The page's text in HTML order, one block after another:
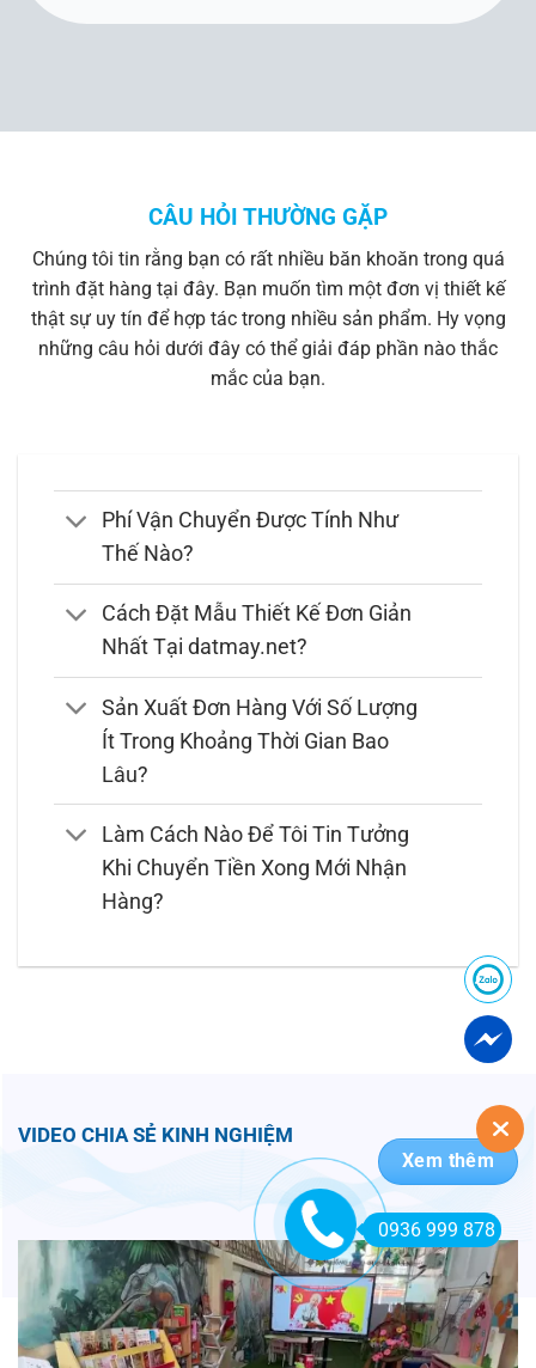
CÂU HỎI THƯỜNG GẶP
Chúng tôi tin rằng bạn có rất nhiều băn khoăn trong quá
trình đặt hàng tại đây. Bạn muốn tìm một đơn vị thiết kế
thật sự uy tín để hợp tác trong nhiều sản phẩm. Hy vọng
những câu hỏi dưới đây có thể giải đáp phần nào thắc
mắc của bạn.
Phí Vận Chuyển Được Tính Như
Thế Nào?
Cách Đặt Mẫu Thiết Kế Đơn Giản
Nhất Tại datmay.net?
Sản Xuất Đơn Hàng Với Số Lượng
Ít Trong Khoảng Thời Gian Bao
Lâu?
Làm Cách Nào Để Tôi Tin Tưởng
Khi Chuyển Tiền Xong Mới Nhận
Hàng?
VIDEO CHIA SẺ KINH NGHIỆM
Xem thêm
0936 999 878